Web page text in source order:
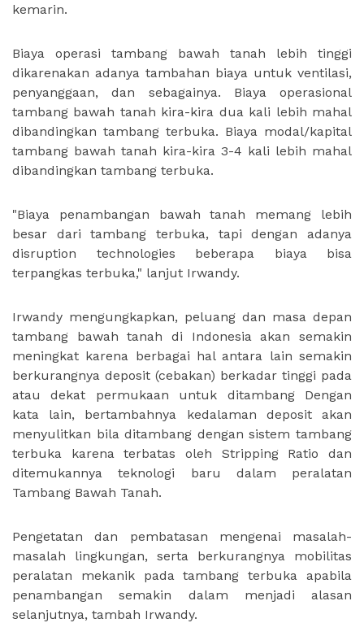
kemarin.
Biaya operasi tambang bawah tanah lebih tinggi
dikarenakan adanya tambahan biaya untuk ventilasi,
penyanggaan, dan sebagainya. Biaya operasional
tambang bawah tanah kira-kira dua kali lebih mahal
dibandingkan tambang terbuka. Biaya modal/kapital
tambang bawah tanah kira-kira 3-4 kali lebih mahal
dibandingkan tambang terbuka.
"Biaya penambangan bawah tanah memang lebih
besar dari tambang terbuka, tapi dengan adanya
disruption technologies beberapa biaya bisa
terpangkas terbuka," lanjut Irwandy.
Irwandy mengungkapkan, peluang dan masa depan
tambang bawah tanah di Indonesia akan semakin
meningkat karena berbagai hal antara lain semakin
berkurangnya deposit (cebakan) berkadar tinggi pada
atau dekat permukaan untuk ditambang Dengan
kata lain, bertambahnya kedalaman deposit akan
menyulitkan bila ditambang dengan sistem tambang
terbuka karena terbatas oleh Stripping Ratio dan
ditemukannya teknologi baru dalam peralatan
Tambang Bawah Tanah.
Pengetatan dan pembatasan mengenai masalah-
masalah lingkungan, serta berkurangnya mobilitas
peralatan mekanik pada tambang terbuka apabila
penambangan semakin dalam menjadi alasan
selanjutnya, tambah Irwandy.